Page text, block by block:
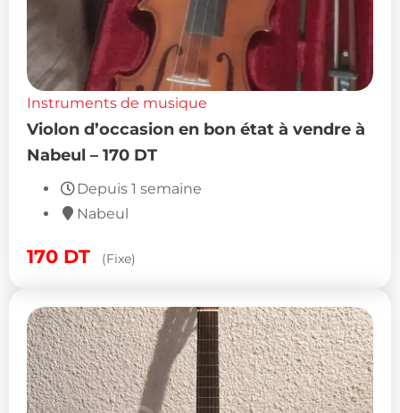
Instruments de musique
Violon d’occasion en bon état à vendre à
Nabeul – 170 DT
Depuis 1 semaine
Nabeul
170 DT (Fixe)